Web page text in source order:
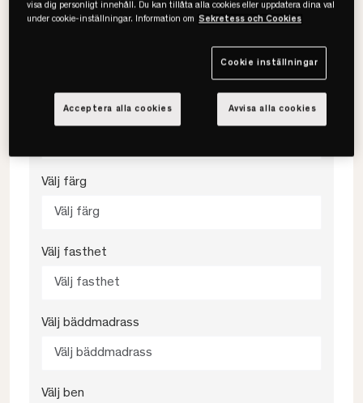
• Prisvärd ramsäng
Välj storlek
Välj färg
Välj färg
Välj fasthet
Välj fasthet
Välj bäddmadrass
Välj bäddmadrass
Välj ben
visa dig personligt innehåll. Du kan tillåta alla cookies eller uppdatera dina val
under cookie-inställningar. Information om Sekretess och Cookies
Cookie inställningar
Avvisa alla cookies
Acceptera alla cookies